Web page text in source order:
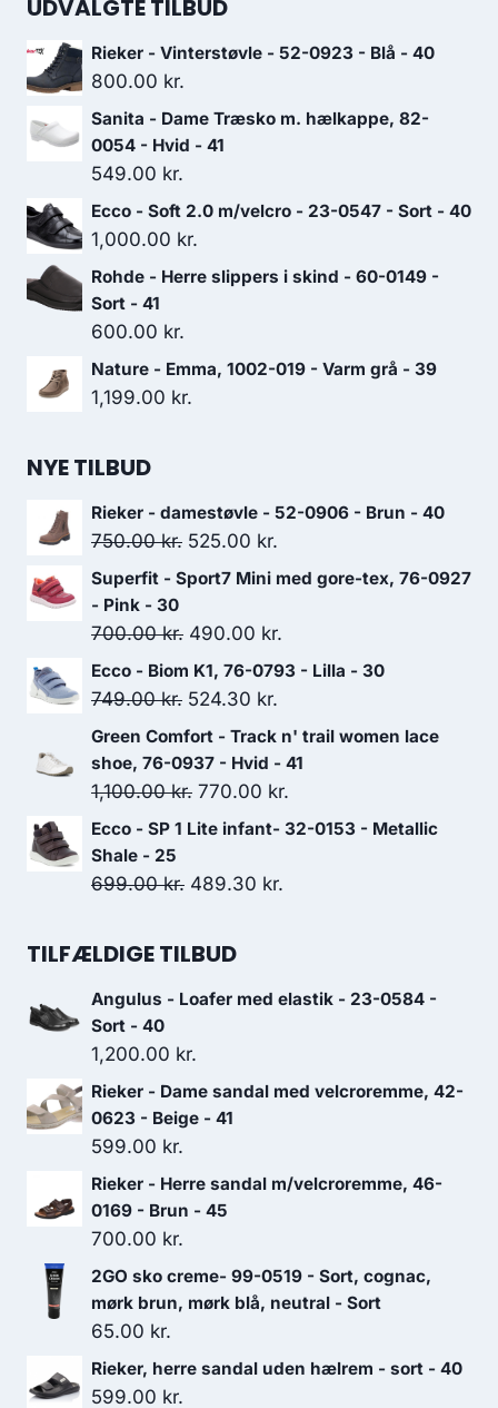
UDVALGTE TILBUD
Rieker - Vinterstøvle - 52-0923 - Blå - 40
800.00 kr.
Sanita - Dame Træsko m. hælkappe, 82-
0054 - Hvid - 41
549.00 kr.
Ecco - Soft 2.0 m/velcro - 23-0547 - Sort - 40
1,000.00 kr.
Rohde - Herre slippers i skind - 60-0149 -
Sort - 41
600.00 kr.
Nature - Emma, 1002-019 - Varm grå - 39
1,199.00 kr.
NYE TILBUD
Rieker - damestøvle - 52-0906 - Brun - 40
750.00kr. Den
oprindelige
var:
750.00 kr..
525.00 kr.
aktuelle
er:
525.00 kr..
Superfit - Sport7 Mini med gore-tex, 76-0927
- Pink - 30
700.00kr. Den
oprindelige
pris
700.00 kr..
490.00 kr.
aktuelle
490.00 kr..
Ecco - Biom K1, 76-0793 - Lilla - 30
749.00kr. Den
oprindelige
pris
var:
749.00 kr..
524.30 kr.
aktuelle
pris
er:
524.30 kr..
Green Comfort - Track n' trail women lace
shoe, 76-0937 - Hvid - 41
1,100.00kr. Den
oprindelige
var:
770.00 kr.
aktuelle
Ecco - SP 1 Lite infant- 32-0153 - Metallic
Shale - 25
699.00kr. Den
pris
699.00 kr..
489.30 kr.
489.30 kr..
TILFÆLDIGE TILBUD
Angulus - Loafer med elastik - 23-0584 -
Sort - 40
1,200.00 kr.
Rieker - Dame sandal med velcroremme, 42-
0623 - Beige - 41
599.00 kr.
Rieker - Herre sandal m/velcroremme, 46-
0169 - Brun - 45
700.00 kr.
2GO sko creme- 99-0519 - Sort, cognac,
mørk brun, mørk blå, neutral - Sort
65.00 kr.
Rieker, herre sandal uden hælrem - sort - 40
599.00 kr.